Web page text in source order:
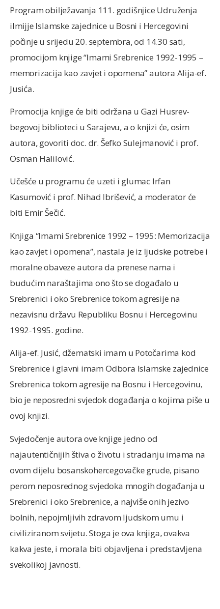
Program obilježavanja 111. godišnjice Udruženja
ilmijje Islamske zajednice u Bosni i Hercegovini
počinje u srijedu 20. septembra, od 14.30 sati,
promocijom knjige “Imami Srebrenice 1992-1995 –
memorizacija kao zavjet i opomena” autora Alija-ef.
Jusića.
Promocija knjige će biti održana u Gazi Husrev-
begovoj biblioteci u Sarajevu, a o knjizi će, osim
autora, govoriti doc. dr. Šefko Sulejmanović i prof.
Osman Halilović.
Učešće u programu će uzeti i glumac Irfan
Kasumović i prof. Nihad Ibrišević, a moderator će
biti Emir Šečić.
Knjiga “Imami Srebrenice 1992 – 1995: Memorizacija
kao zavjet i opomena”, nastala je iz ljudske potrebe i
moralne obaveze autora da prenese nama i
budućim naraštajima ono što se događalo u
Srebrenici i oko Srebrenice tokom agresije na
nezavisnu državu Republiku Bosnu i Hercegovinu
1992-1995. godine.
Alija-ef. Jusić, džematski imam u Potočarima kod
Srebrenice i glavni imam Odbora Islamske zajednice
Srebrenica tokom agresije na Bosnu i Hercegovinu,
bio je neposredni svjedok događanja o kojima piše u
ovoj knjizi.
Svjedočenje autora ove knjige jedno od
najautentičnijih štiva o životu i stradanju imama na
ovom dijelu bosanskohercegovačke grude, pisano
perom neposrednog svjedoka mnogih događanja u
Srebrenici i oko Srebrenice, a najviše onih jezivo
bolnih, nepojmljivih zdravom ljudskom umu i
civiliziranom svijetu. Stoga je ova knjiga, ovakva
kakva jeste, i morala biti objavljena i predstavljena
svekolikoj javnosti.